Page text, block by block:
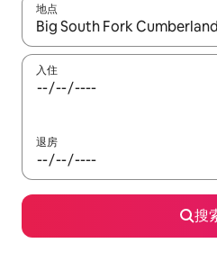
地点
如有搜索结果，请使用上下方
入住
退房
搜